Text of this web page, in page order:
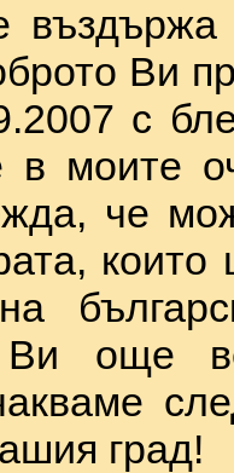
Ви
с
в моите
че
които
Ви още
град!